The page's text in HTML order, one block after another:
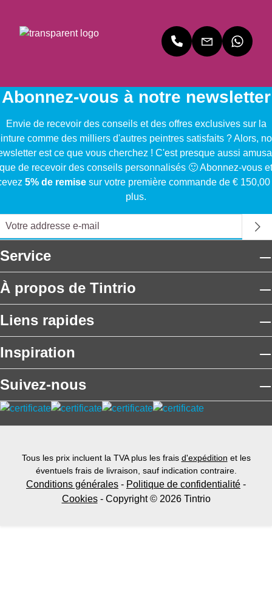
Abonnez-vous à notre newsletter
Envie de recevoir des conseils et des offres exclusives sur la
comme des milliers d'autres peintres satisfaits ? Alors,
est ce que vous cherchez ! C'est presque aussi
que de recevoir des conseils personnalisés 🙂 Abonnez-vous et
5% de remise sur votre première commande de € 150,00
plus.
Service
À propos de Tintrio
Liens rapides
Inspiration
Suivez-nous
Tous les prix incluent la TVA plus les frais d'expédition et les
éventuels frais de livraison, sauf indication contraire.
Conditions générales - Politique de confidentialité -
Cookies- Copyright © 2026 Tintrio